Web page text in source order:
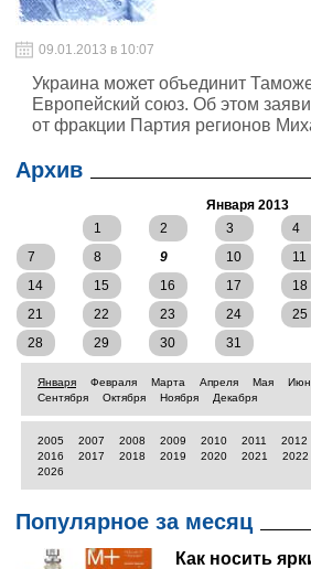
09.01.2013 в 10:07
Украина может объединит
Европейский союз. Об этом
от фракции Партия регионов
Архив
Января 2013
1
2 3 4
7
8 9 10 11
14
15 16 17 18
21
22 23 24 25
28
29 30 31
Января Февраля Марта Апреля Мая
Сентября
Октября Ноября Декабря
2005 2007 2008 2009 2010 2011 2012
2016
2017 2018 2019 2020 2021 2022
2026
Популярное за месяц
Как носить